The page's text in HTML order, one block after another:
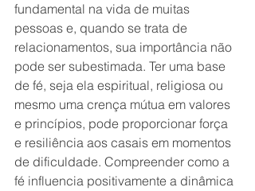
fundamental na vida de muitas
pessoas e, quando se trata de
relacionamentos, sua importância não
pode ser subestimada. Ter uma base
de fé, seja ela espiritual, religiosa ou
mesmo uma crença mútua em valores
e princípios, pode proporcionar força
e resiliência aos casais em momentos
de dificuldade. Compreender como a
fé influencia positivamente a dinâmica